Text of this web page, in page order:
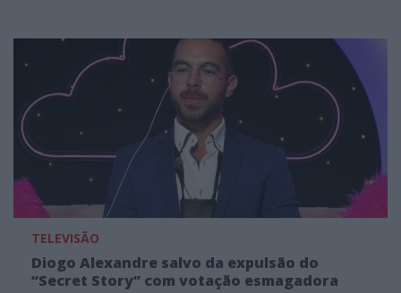
TELEVISÃO
Diogo Alexandre salvo da expulsão do
“Secret Story” com votação esmagadora